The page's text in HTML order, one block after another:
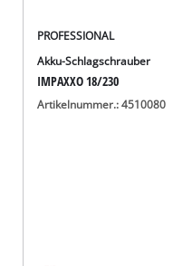
PROFESSIONAL
Akku-Schlagschrauber
IMPAXXO 18/230
Artikelnummer.: 4510080